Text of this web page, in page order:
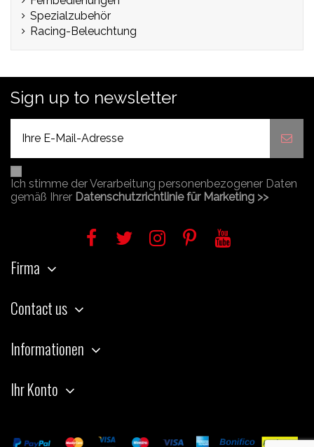
Spezialzubehör
Racing-Beleuchtung
Sign up to newsletter
Ich stimme der Verarbeitung personenbezogener Daten
gemäß Ihrer Datenschutzrichtlinie für Marketing >>
Firma
Contact us
Informationen
Ihr Konto